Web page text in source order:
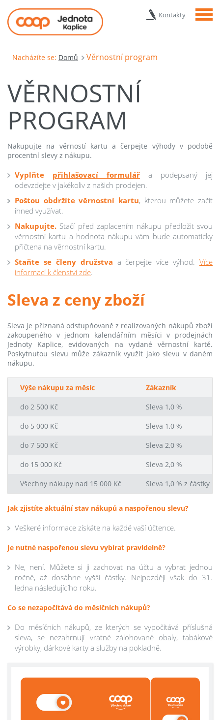
Kontakty Menu
Nacházíte se: Domů Věrnostní program
VĚRNOSTNÍ
PROGRAM
Nakupujte na věrností kartu a čerpejte výhody v podobě
procentní slevy z nákupu.
Vyplňte přihlašovací formulář a podepsaný jej
odevzdejte v jakékoliv z našich prodejen.
Poštou obdržíte věrnostní kartu, kterou můžete začít
ihned využívat.
Nakupujte. Stačí před zaplacením nákupu předložit svou
věrnostní kartu a hodnota nákupu vám bude automaticky
přičtena na věrnostní kartu.
Staňte se členy družstva a čerpejte více výhod. Více
informací k členství zde.
Sleva z ceny zboží
Sleva je přiznaná odstupňovaně z realizovaných nákupů zboží
zakoupeného v jednom kalendářním měsíci v prodejnách
Jednoty Kaplice, evidovaných na vydané věrnostní kartě.
Poskytnutou slevu může zákazník využít jako slevu v daném
nákupu.
Výše nákupu za měsíc Zákazník
do 2 500 Kč Sleva 1,0 %
do 5 000 Kč Sleva 1,0 %
do 7 500 Kč Sleva 2,0 %
do 15 000 Kč Sleva 2,0 %
Všechny nákupy nad 15 000 Kč Sleva 1,0 % z částky
Jak zjistíte aktuální stav nákupů a naspořenou slevu?
Veškeré informace získáte na každé vaší účtence.
Je nutné naspořenou slevu vybírat pravidelně?
Ne, není. Můžete si ji zachovat na účtu a vybrat jednou
ročně, až dosáhne vyšší částky. Nejpozději však do 31.
ledna následujícího roku.
Co se nezapočítává do měsíčních nákupů?
Do měsíčních nákupů, ze kterých se vypočítává příslušná
sleva, se nezahrnují vratné zálohované obaly, tabákové
výrobky, dárkové karty a služby na pokladně.